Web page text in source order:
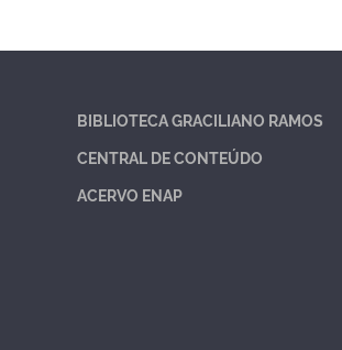
BIBLIOTECA GRACILIANO RAMOS
CENTRAL DE CONTEÚDO
ACERVO ENAP